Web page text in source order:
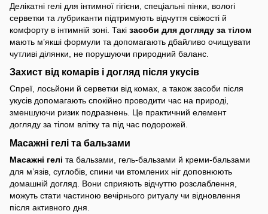
Делікатні гелі для інтимної гігієни, спеціальні пінки, вологі
серветки та лубриканти підтримують відчуття свіжості й
комфорту в інтимній зоні. Такі засоби для догляду за тілом
мають м’якші формули та допомагають дбайливо очищувати
чутливі ділянки, не порушуючи природний баланс.
Захист від комарів і догляд після укусів
Спреї, лосьйони й серветки від комах, а також засоби після
укусів допомагають спокійно проводити час на природі,
зменшуючи ризик подразнень. Це практичний елемент
догляду за тілом влітку та під час подорожей.
Масажні гелі та бальзами
Масажні гелі та бальзами, гель-бальзами й креми-бальзами
для м’язів, суглобів, спини чи втомлених ніг доповнюють
домашній догляд. Вони сприяють відчуттю розслаблення,
можуть стати частиною вечірнього ритуалу чи відновлення
після активного дня.